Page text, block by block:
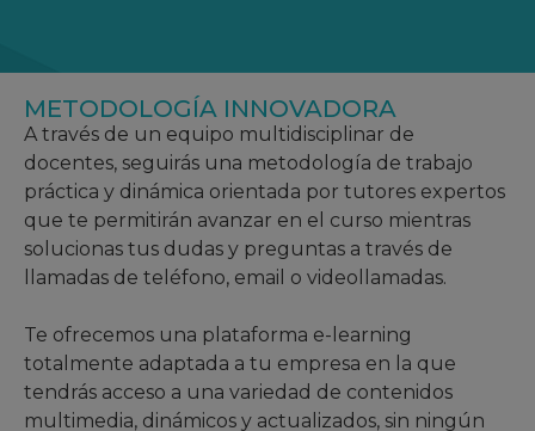
METODOLOGÍA INNOVADORA
A través de un equipo multidisciplinar de
docentes, seguirás una metodología de trabajo
práctica y dinámica orientada por tutores expertos
que te permitirán avanzar en el curso mientras
solucionas tus dudas y preguntas a través de
llamadas de teléfono, email o videollamadas.
Te ofrecemos una plataforma e-learning
totalmente adaptada a tu empresa en la que
tendrás acceso a una variedad de contenidos
multimedia, dinámicos y actualizados, sin ningún